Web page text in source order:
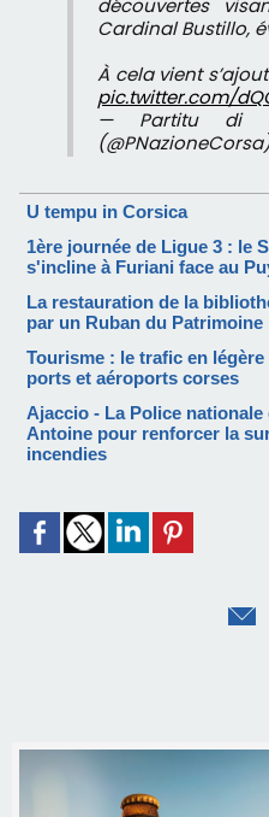
découvertes
Cardinal Bustillo,
À cela vient
pic.twitter.com/
— Partitu di
U tempu in Corsica
1ère journée de Ligue 3 : le
s'incline à Furiani face au
La restauration de la
par un Ruban du Patrimoine
Tourisme : le trafic en
ports et aéroports corses
Ajaccio - La Police
Antoine pour renforcer la
incendies